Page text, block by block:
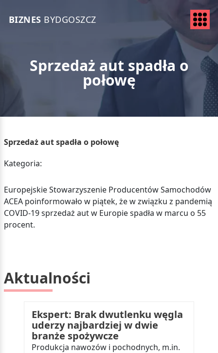
BIZNES BYDGOSZCZ
Sprzedaż aut spadła o
połowę
Sprzedaż aut spadła o połowę
Kategoria:
Europejskie Stowarzyszenie Producentów Samochodów
ACEA poinformowało w piątek, że w związku z pandemią
COVID-19 sprzedaż aut w Europie spadła w marcu o 55
procent.
Aktualności
Ekspert: Brak dwutlenku węgla
uderzy najbardziej w dwie
branże spożywcze
Produkcja nawozów i pochodnych, m.in.